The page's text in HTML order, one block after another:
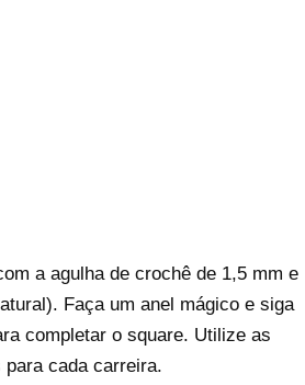
a agulha de crochê de 1,5 mm e
Faça um anel mágico e siga
completar o square. Utilize as
cada carreira.